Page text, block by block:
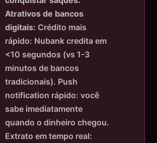
Atrativos de bancos
digitais: Crédito mais
rápido: Nubank credita em
<10 segundos (vs 1-3
minutos de bancos
tradicionais). Push
notification rápido: você
sabe imediatamente
quando o dinheiro chegou.
Extrato em tempo real: